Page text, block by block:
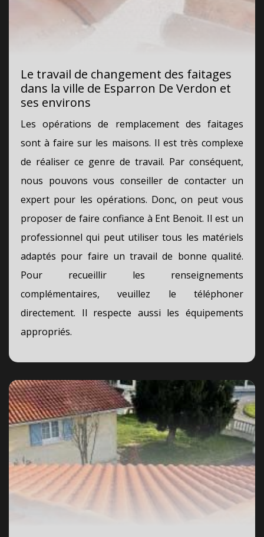
Le travail de changement des faitages
dans la ville de Esparron De Verdon et
ses environs
Les opérations de remplacement des faitages
sont à faire sur les maisons. Il est très complexe
de réaliser ce genre de travail. Par conséquent,
nous pouvons vous conseiller de contacter un
expert pour les opérations. Donc, on peut vous
proposer de faire confiance à Ent Benoit. Il est un
professionnel qui peut utiliser tous les matériels
adaptés pour faire un travail de bonne qualité.
Pour recueillir les renseignements
complémentaires, veuillez le téléphoner
directement. Il respecte aussi les équipements
appropriés.